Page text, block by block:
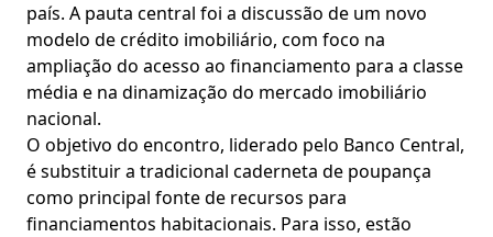
país. A pauta central foi a discussão de um novo
modelo de crédito imobiliário, com foco na
ampliação do acesso ao financiamento para a classe
média e na dinamização do mercado imobiliário
nacional.
O objetivo do encontro, liderado pelo Banco Central,
é substituir a tradicional caderneta de poupança
como principal fonte de recursos para
financiamentos habitacionais. Para isso, estão